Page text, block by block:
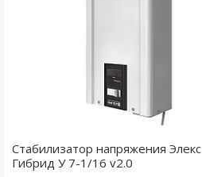
Стабилизатор напряжения Элекс
Гибрид У 7-1/16 v2.0